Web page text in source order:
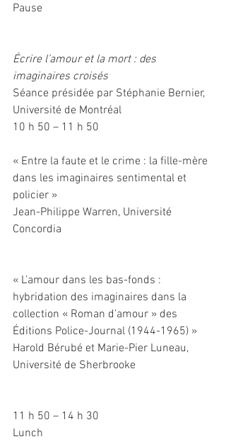
Pause
Écrire l’amour et la mort : des
imaginaires croisés
Séance présidée par Stéphanie Bernier,
Université de Montréal
10 h 50 – 11 h 50
« Entre la faute et le crime : la fille-mère
dans les imaginaires sentimental et
policier »
Jean-Philippe Warren, Université
Concordia
« L’amour dans les bas-fonds :
hybridation des imaginaires dans la
collection « Roman d’amour » des
Éditions Police-Journal (1944-1965) »
Harold Bérubé et Marie-Pier Luneau,
Université de Sherbrooke
11 h 50 – 14 h 30
Lunch